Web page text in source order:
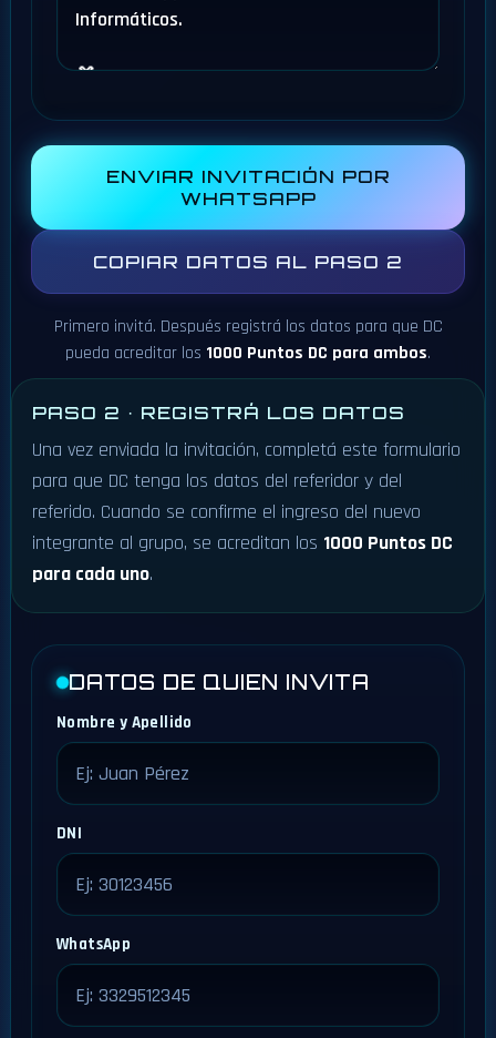
ENVIAR INVITACIÓN POR
WHATSAPP
COPIAR DATOS AL PASO 2
Primero invitá. Después registrá los datos para que DC
pueda acreditar los 1000 Puntos DC para ambos.
PASO 2 · REGISTRÁ LOS DATOS
Una vez enviada la invitación, completá este formulario
para que DC tenga los datos del referidor y del
referido. Cuando se confirme el ingreso del nuevo
integrante al grupo, se acreditan los 1000 Puntos DC
para cada uno.
DATOS DE QUIEN INVITA
Nombre y Apellido
DNI
WhatsApp